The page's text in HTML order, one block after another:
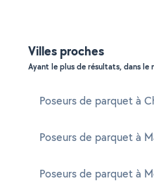
Villes proches
Ayant le plus de résultats, dans le
Poseurs de parquet à
Poseurs de parquet à
Poseurs de parquet à